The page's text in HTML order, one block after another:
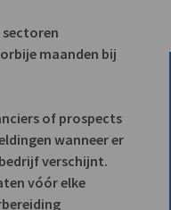
maanden bij
of prospects
wanneer er
verschijnt.
vóór elke